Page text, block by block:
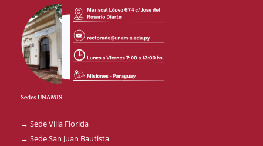
Sedes UNAMIS
→ Sede Villa Florida
→ Sede San Juan Bautista